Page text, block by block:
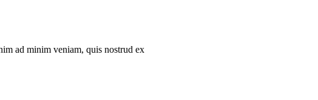
ad minim veniam, quis nostrud ex